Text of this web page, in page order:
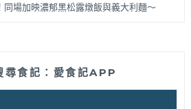
場加映濃郁黑松露燉飯與義大利麵～
尋食記：愛食記APP